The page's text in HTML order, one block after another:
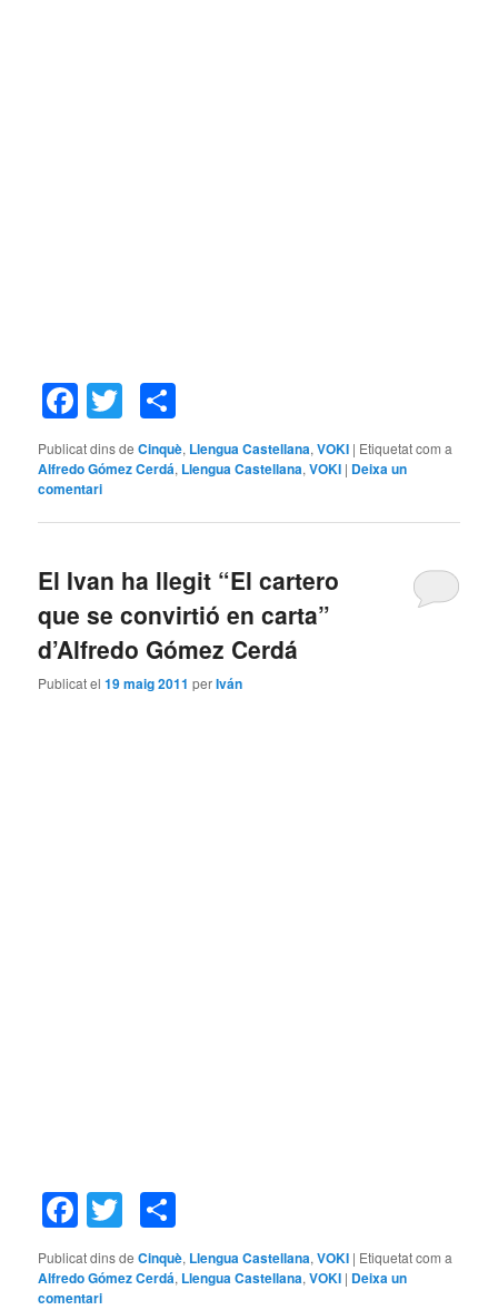
Facebook
Twitter
Publicat dins de Cinquè, Llengua Castellana,VOKI | Etiquetat com a
Alfredo Gómez Cerdá, Llengua Castellana,VOKI | Deixa un
comentari
El Ivan ha llegit “El cartero
que se convirtió en carta”
d’Alfredo Gómez Cerdá
Publicat el19 maig 2011 perIván
Facebook
Twitter
Publicat dins de Cinquè, Llengua Castellana,VOKI | Etiquetat com a
Alfredo Gómez Cerdá, Llengua Castellana,VOKI | Deixa un
comentari